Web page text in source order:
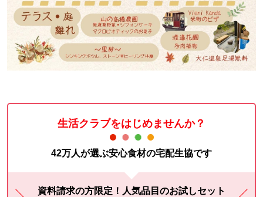
生活クラブをはじめませんか？
42万人が選ぶ安心食材の宅配生協です
資料請求の方限定！人気品目のお試しセット